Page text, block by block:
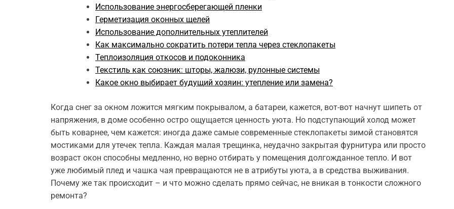
Использование энергосберегающей пленки
Герметизация оконных щелей
Использование дополнительных утеплителей
Как максимально сократить потери тепла через стеклопакеты
Теплоизоляция откосов и подоконника
Текстиль как союзник: шторы, жалюзи, рулонные системы
Какое окно выбирает будущий хозяин: утепление или замена?
Когда снег за окном ложится мягким покрывалом, а батареи, кажется, вот-вот начнут шипеть от
напряжения, в доме особенно остро ощущается ценность уюта. Но подступающий холод может
быть коварнее, чем кажется: иногда даже самые современные стеклопакеты зимой становятся
мостиками для утечек тепла. Каждая малая трещинка, неудачно закрытая фурнитура или просто
возраст окон способны медленно, но верно отбирать у помещения долгожданное тепло. И вот
уже любимый плед и чашка чая превращаются не в атрибуты уюта, а в средства выживания.
Почему же так происходит – и что можно сделать прямо сейчас, не вникая в тонкости сложного
ремонта?